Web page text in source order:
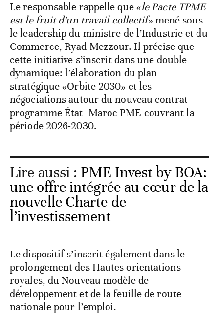
Le responsable rappelle que «le Pacte TPME
est le fruit d’un travail collectif» mené sous
le leadership du ministre de l’Industrie et du
Commerce, Ryad Mezzour. Il précise que
cette initiative s’inscrit dans une double
dynamique: l’élaboration du plan
stratégique «Orbite 2030» et les
négociations autour du nouveau contrat-
programme État–Maroc PME couvrant la
période 2026-2030.
Lire aussi : PME Invest by BOA:
une offre intégrée au cœur de la
nouvelle Charte de
l’investissement
Le dispositif s’inscrit également dans le
prolongement des Hautes orientations
royales, du Nouveau modèle de
développement et de la feuille de route
nationale pour l’emploi.